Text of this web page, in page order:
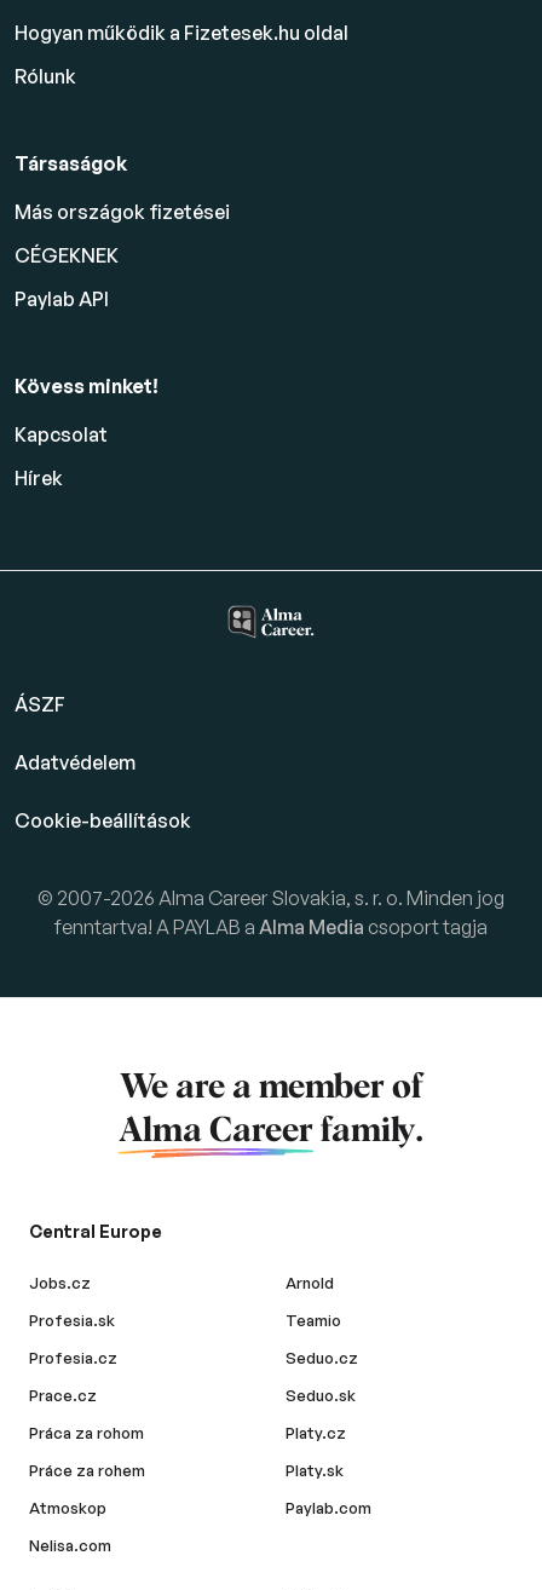
Hogyan működik a Fizetesek.hu oldal
Rólunk
Társaságok
Más országok fizetései
CÉGEKNEK
Paylab API
Kövess minket!
Kapcsolat
Hírek
ÁSZF
Adatvédelem
Cookie-beállítások
© 2007-2026 Alma Career Slovakia, s. r. o. Minden jog
fenntartva! A PAYLAB a Alma Media csoport tagja
We are a member of
Alma Career family.
Central Europe
Jobs.cz
Profesia.sk
Profesia.cz
Prace.cz
Práca za rohom
Práce za rohem
Atmoskop
Nelisa.com
Arnold
Teamio
Seduo.cz
Seduo.sk
Platy.cz
Platy.sk
Paylab.com